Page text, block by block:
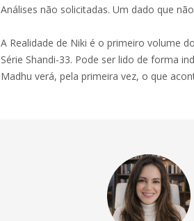
Análises não solicitadas. Um dado que
A Realidade de Niki é o primeiro volume
Série Shandi-33. Pode ser lido de forma
Madhu verá, pela primeira vez, o que